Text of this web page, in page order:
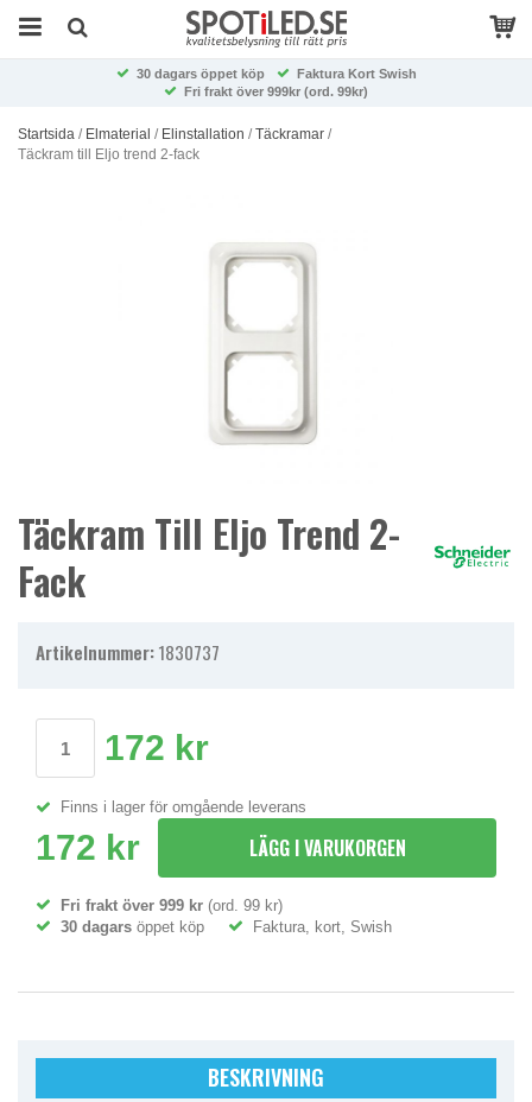
30 dagars öppet köp
Faktura Kort Swish
Fri frakt över 999kr (ord. 99kr)
Startsida / Elmaterial / Elinstallation /Täckramar /
Täckram till Eljo trend 2-fack
Täckram Till Eljo Trend 2-
Fack
Artikelnummer:1830737
172 kr
Finns i lager för omgående leverans
172 kr LÄGG I VARUKORGEN
Fri frakt över 999 kr (ord. 99 kr)
30 dagars öppet köp Faktura, kort, Swish
BESKRIVNING